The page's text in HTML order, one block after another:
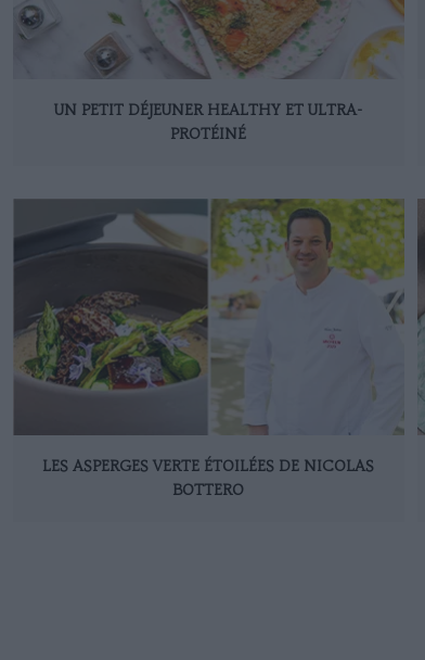
UN PETIT DÉJEUNER HEALTHY ET ULTRA-
PROTÉINÉ
LES ASPERGES VERTE ÉTOILÉES DE NICOLAS
BOTTERO